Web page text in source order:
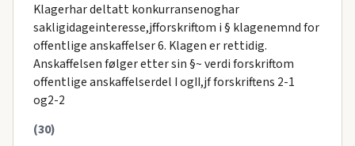
Klagerhar deltatt konkurransenoghar
sakligidageinteresse,jfforskriftom i § klagenemnd for
offentlige anskaffelser 6. Klagen er rettidig.
Anskaffelsen følger etter sin §~ verdi forskriftom
offentlige anskaffelserdel I ogII,jf forskriftens 2-1
og2-2
(30)